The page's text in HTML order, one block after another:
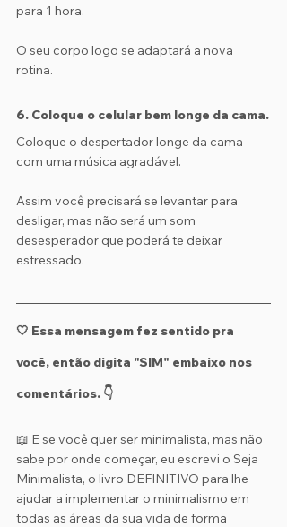
para 1 hora.
O seu corpo logo se adaptará a nova
rotina.
6. Coloque o celular bem longe da cama.
Coloque o despertador longe da cama
com uma música agradável.
Assim você precisará se levantar para
desligar, mas não será um som
desesperador que poderá te deixar
estressado.
🤍 Essa mensagem fez sentido pra
você, então digita "SIM" embaixo nos
comentários. 👇
📖 E se você quer ser minimalista, mas não
sabe por onde começar, eu escrevi o Seja
Minimalista, o livro DEFINITIVO para lhe
ajudar a implementar o minimalismo em
todas as áreas da sua vida de forma